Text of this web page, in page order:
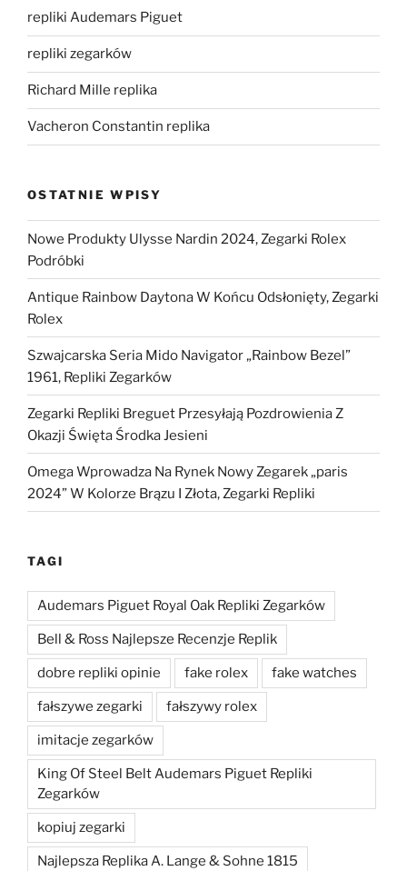
repliki Audemars Piguet
repliki zegarków
Richard Mille replika
Vacheron Constantin replika
OSTATNIE WPISY
Nowe Produkty Ulysse Nardin 2024, Zegarki Rolex
Podróbki
Antique Rainbow Daytona W Końcu Odsłonięty, Zegarki
Rolex
Szwajcarska Seria Mido Navigator „Rainbow Bezel”
1961, Repliki Zegarków
Zegarki Repliki Breguet Przesyłają Pozdrowienia Z
Okazji Święta Środka Jesieni
Omega Wprowadza Na Rynek Nowy Zegarek „paris
2024” W Kolorze Brązu I Złota, Zegarki Repliki
TAGI
Audemars Piguet Royal Oak Repliki Zegarków
Bell & Ross Najlepsze Recenzje Replik
dobre repliki opinie fake rolex fake watches
fałszywe zegarki fałszywy rolex
imitacje zegarków
King Of Steel Belt Audemars Piguet Repliki
Zegarków
kopiuj zegarki
Najlepsza Replika A. Lange & Sohne 1815